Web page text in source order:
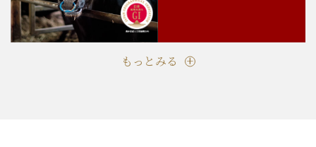
もっとみる